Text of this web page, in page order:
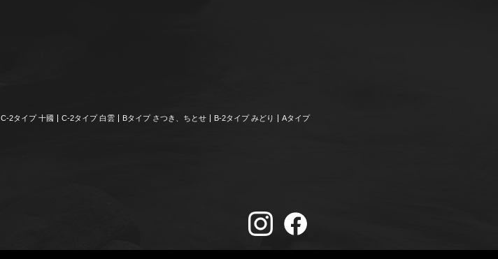
C-2タイプ 十國 C-2タイプ 白雲 Bタイプ さつき、ちとせ B-2タイプ みどり
Aタイプ